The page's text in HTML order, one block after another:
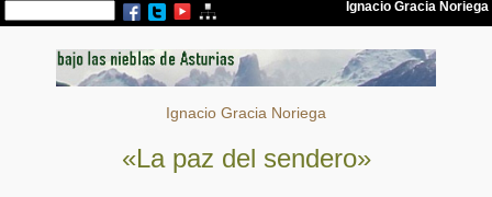
Ignacio Gracia Noriega
«La paz del sendero»